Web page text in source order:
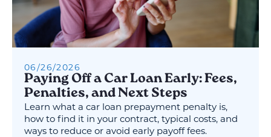
06/26/2026
Paying Off a Car Loan Early: Fees,
Penalties, and Next Steps
Learn what a car loan prepayment penalty is,
how to find it in your contract, typical costs, and
ways to reduce or avoid early payoff fees.